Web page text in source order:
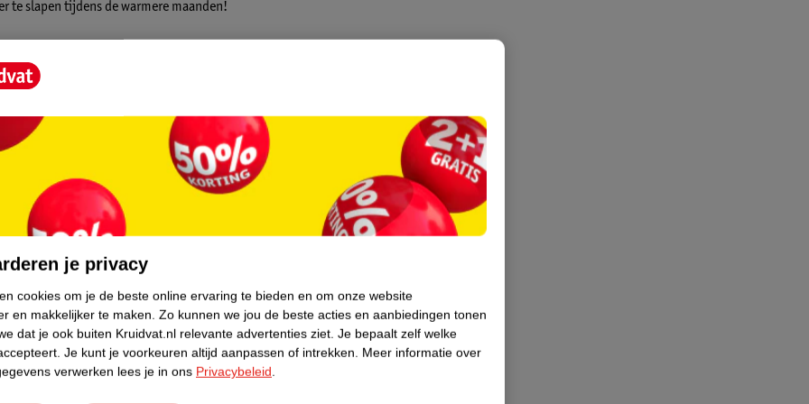
te slapen tijdens de warmere maanden!
kwaliteit materialen waarvan de
er jarenlang plezier van hebben!
je privacy
cookies om je de beste online ervaring te bieden en om onze website
en makkelijker te maken. Zo kunnen we jou de beste acties en aanbiedingen tonen
dat je ook buiten Kruidvat.nl relevante advertenties ziet. Je bepaalt zelf welke
Je kunt je voorkeuren altijd aanpassen of intrekken. Meer informatie over
verwerken lees je in ons Privacybeleid.